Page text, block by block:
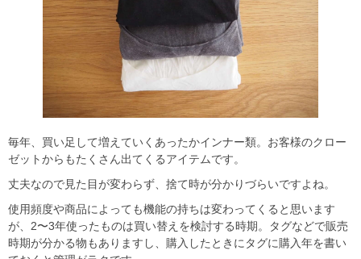
毎年、買い足して増えていくあったかインナー類。お客様のクロー
ゼットからもたくさん出てくるアイテムです。
丈夫なので見た目が変わらず、捨て時が分かりづらいですよね。
使用頻度や商品によっても機能の持ちは変わってくると思います
が、 2〜3年使ったものは買い替えを検討する時期。タグなどで販売
時期が分かる物もありますし、購入したときにタグに購入年を書い